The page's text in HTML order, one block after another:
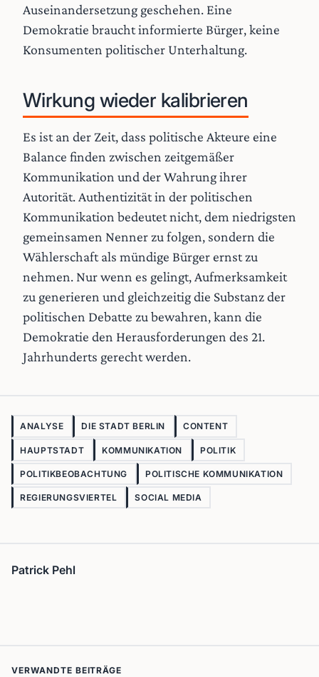
Auseinandersetzung geschehen. Eine
Demokratie braucht informierte Bürger, keine
Konsumenten politischer Unterhaltung.
Wirkung wieder kalibrieren
Es ist an der Zeit, dass politische Akteure eine
Balance finden zwischen zeitgemäßer
Kommunikation und der Wahrung ihrer
Autorität. Authentizität in der politischen
Kommunikation bedeutet nicht, dem niedrigsten
gemeinsamen Nenner zu folgen, sondern die
Wählerschaft als mündige Bürger ernst zu
nehmen. Nur wenn es gelingt, Aufmerksamkeit
zu generieren und gleichzeitig die Substanz der
politischen Debatte zu bewahren, kann die
Demokratie den Herausforderungen des 21.
Jahrhunderts gerecht werden.
ANALYSE DIE STADT BERLIN CONTENT
HAUPTSTADT KOMMUNIKATION POLITIK
POLITIKBEOBACHTUNG POLITISCHE KOMMUNIKATION
REGIERUNGSVIERTEL SOCIAL MEDIA
Patrick Pehl
VERWANDTE BEITRÄGE